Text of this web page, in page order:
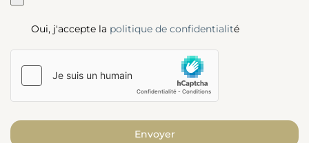
Oui, j'accepte la politique de confidentialité
Envoyer